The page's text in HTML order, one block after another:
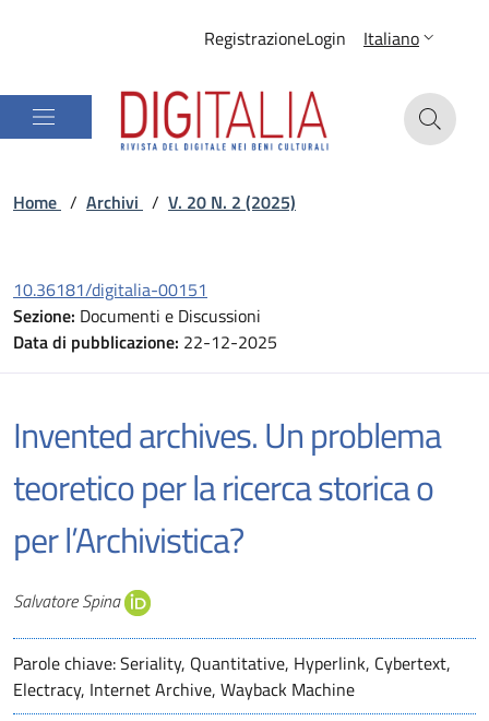
RegistrazioneLogin Italiano
Home / Archivi / V. 20 N. 2 (2025)
10.36181/digitalia-00151
Sezione: Documenti e Discussioni
Data di pubblicazione: 22-12-2025
Invented archives. Un problema
teoretico per la ricerca storica o
per l’Archivistica?
Autori
Salvatore Spina
Parole chiave: Seriality, Quantitative, Hyperlink, Cybertext,
Electracy, Internet Archive, Wayback Machine